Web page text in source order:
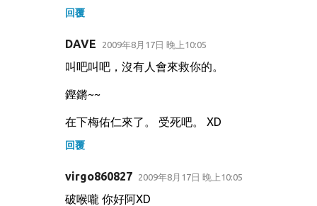
回覆
DAVE 2009年8月17日 晚上10:05
叫吧叫吧，沒有人會來救你的。
鏗鏘~~
在下梅佑仁來了。 受死吧。 XD
回覆
virgo860827 2009年8月17日 晚上10:05
破喉嚨 你好阿XD